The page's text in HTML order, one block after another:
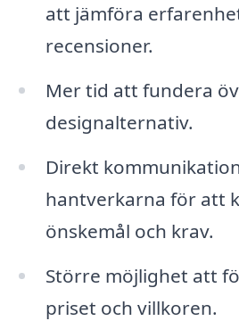
att jämföra
recensioner.
Mer tid att fundera
designalternativ.
Direkt
hantverkarna för att
önskemål och krav.
Större möjlighet att
priset och villkoren.